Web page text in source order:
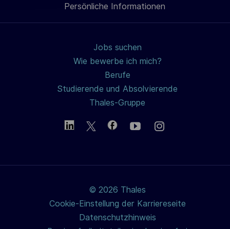
teilen
Persönliche Informationen
Jobs suchen
Wie bewerbe ich mich?
Berufe
Studierende und Absolvierende
Thales-Gruppe
© 2026 Thales
Cookie-Einstellung der Karriereseite
Datenschutzhinweis